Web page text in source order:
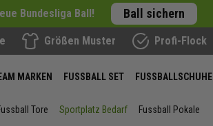
Bundesliga Ball! Ball sichern
Größen Muster Profi-Flock
MARKEN FUSSBALL SET FUSSBALLSCHUHE
Tore Sportplatz Bedarf Fussball Pokale